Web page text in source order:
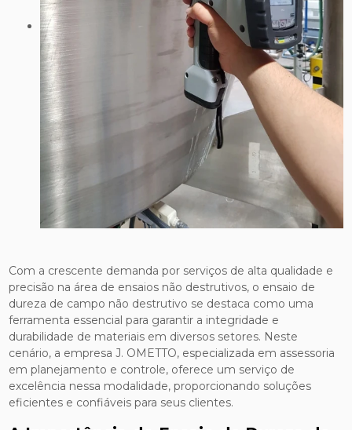
Com a crescente demanda por serviços de alta qualidade e
precisão na área de ensaios não destrutivos, o ensaio de
dureza de campo não destrutivo se destaca como uma
ferramenta essencial para garantir a integridade e
durabilidade de materiais em diversos setores. Neste
cenário, a empresa J. OMETTO, especializada em assessoria
em planejamento e controle, oferece um serviço de
excelência nessa modalidade, proporcionando soluções
eficientes e confiáveis para seus clientes.